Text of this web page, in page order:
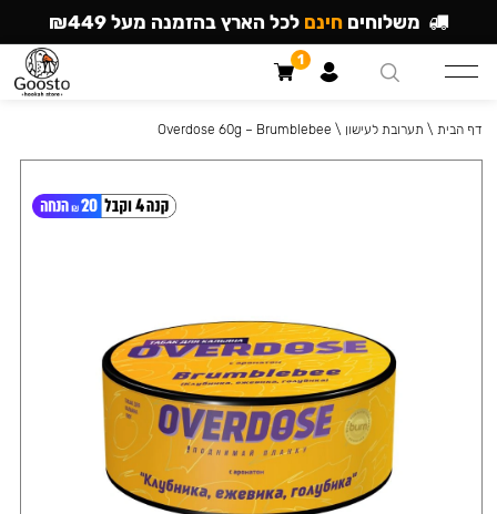
דף הבית \ תערובת לעישון \
Overdose 60g – Brumblebee
משלוחים חינם לכל הארץ בהזמנה מעל ₪449
1